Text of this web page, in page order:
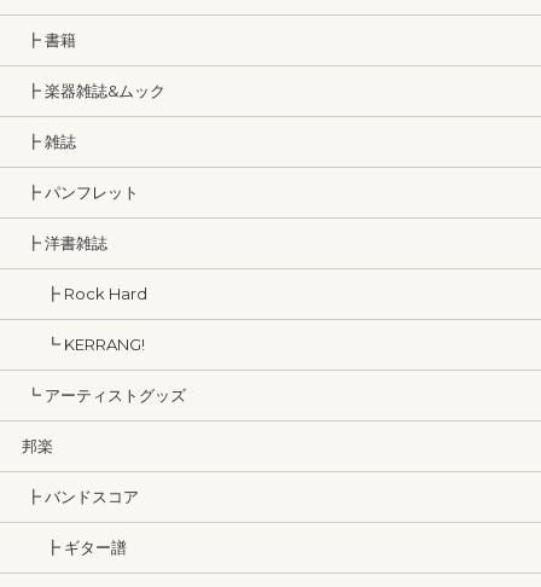
┣ 書籍
┣ 楽器雑誌&ムック
┣ 雑誌
┣ パンフレット
┣ 洋書雑誌
┣ Rock Hard
┗ KERRANG!
┗ アーティストグッズ
邦楽
┣ バンドスコア
┣ ギター譜